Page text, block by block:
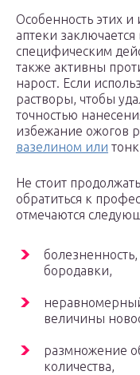
Особенность этих
аптеки
специфическим
также активны
нарост. Если
растворы, чтобы
точностью
избежание ожогов
вазелином или
Не стоит
обратиться к
отмечаются
бородавки,
величины
размножение
количества,